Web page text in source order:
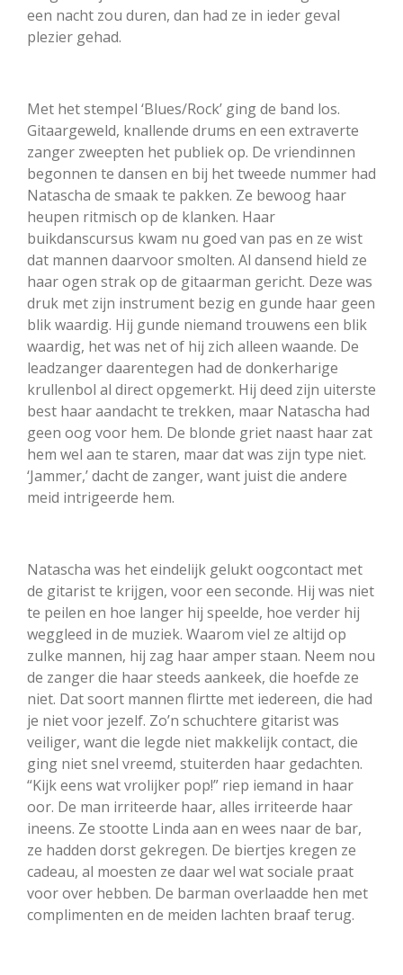
een nacht zou duren, dan had ze in ieder geval
plezier gehad.
Met het stempel ‘Blues/Rock’ ging de band los.
Gitaargeweld, knallende drums en een extraverte
zanger zweepten het publiek op. De vriendinnen
begonnen te dansen en bij het tweede nummer had
Natascha de smaak te pakken. Ze bewoog haar
heupen ritmisch op de klanken. Haar
buikdanscursus kwam nu goed van pas en ze wist
dat mannen daarvoor smolten. Al dansend hield ze
haar ogen strak op de gitaarman gericht. Deze was
druk met zijn instrument bezig en gunde haar geen
blik waardig. Hij gunde niemand trouwens een blik
waardig, het was net of hij zich alleen waande. De
leadzanger daarentegen had de donkerharige
krullenbol al direct opgemerkt. Hij deed zijn uiterste
best haar aandacht te trekken, maar Natascha had
geen oog voor hem. De blonde griet naast haar zat
hem wel aan te staren, maar dat was zijn type niet.
‘Jammer,’ dacht de zanger, want juist die andere
meid intrigeerde hem.
Natascha was het eindelijk gelukt oogcontact met
de gitarist te krijgen, voor een seconde. Hij was niet
te peilen en hoe langer hij speelde, hoe verder hij
weggleed in de muziek. Waarom viel ze altijd op
zulke mannen, hij zag haar amper staan. Neem nou
de zanger die haar steeds aankeek, die hoefde ze
niet. Dat soort mannen flirtte met iedereen, die had
je niet voor jezelf. Zo’n schuchtere gitarist was
veiliger, want die legde niet makkelijk contact, die
ging niet snel vreemd, stuiterden haar gedachten.
“Kijk eens wat vrolijker pop!” riep iemand in haar
oor. De man irriteerde haar, alles irriteerde haar
ineens. Ze stootte Linda aan en wees naar de bar,
ze hadden dorst gekregen. De biertjes kregen ze
cadeau, al moesten ze daar wel wat sociale praat
voor over hebben. De barman overlaadde hen met
complimenten en de meiden lachten braaf terug.